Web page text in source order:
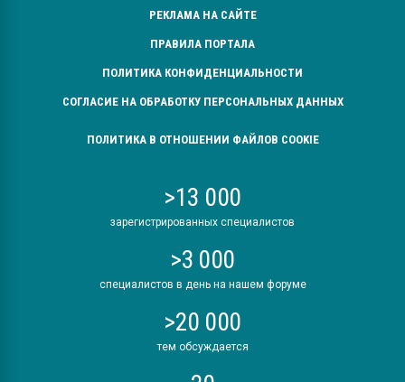
РЕКЛАМА НА САЙТЕ
ПРАВИЛА ПОРТАЛА
ПОЛИТИКА КОНФИДЕНЦИАЛЬНОСТИ
СОГЛАСИЕ НА ОБРАБОТКУ ПЕРСОНАЛЬНЫХ ДАННЫХ
ПОЛИТИКА В ОТНОШЕНИИ ФАЙЛОВ COOKIE
>13 000
зарегистрированных специалистов
>3 000
специалистов в день на нашем форуме
>20 000
тем обсуждается